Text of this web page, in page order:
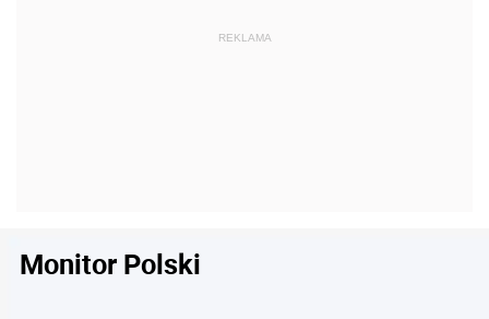
Monitor Polski